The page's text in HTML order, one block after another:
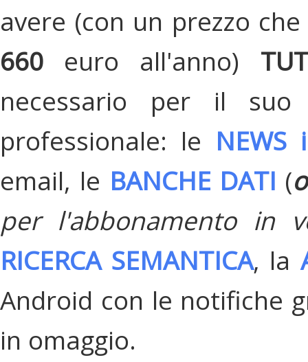
avere (con un prezzo
660 euro all'anno)
necessario per il suo
professionale: le
email, le BANCHE DATI (
per l'abbonamento in
RICERCA SEMANTICA, la
Android con le notifiche
in omaggio.